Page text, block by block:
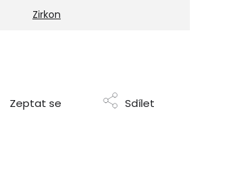
Zirkon
Zeptat se Sdílet